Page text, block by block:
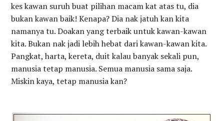
kes kawan suruh buat pilihan macam kat atas tu, dia
bukan kawan baik! Kenapa? Dia nak jatuh kan kita
namanya tu. Doakan yang terbaik untuk kawan-kawan
kita. Bukan nak jadi lebih hebat dari kawan-kawan kita.
Pangkat, harta, kereta, duit kalau banyak sekali pun,
manusia tetap manusia. Semua manusia sama saja.
Miskin kaya, tetap manusia kan?